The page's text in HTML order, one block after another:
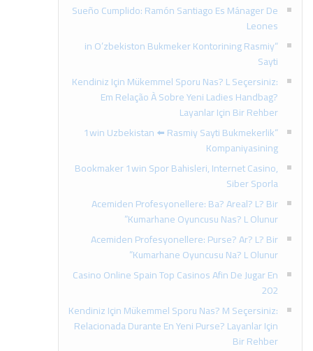
Sueño Cumplido: Ramón Santiago Es Mánager De
Leones
“in O’zbekiston Bukmeker Kontorining Rasmiy
Sayti​
Kendiniz Için Mükemmel Sporu Nas? L Seçersiniz:
Em Relação À Sobre Yeni Ladies Handbag?
Layanlar Için Bir Rehber
“1win Uzbekistan ⬅️ Rasmiy Sayti Bukmekerlik
Kompaniyasining
Bookmaker 1win Spor Bahisleri, Internet Casino,
Siber Sporla
Acemiden Profesyonellere: Ba? Areal? L? Bir
Kumarhane Oyuncusu Nas? L Olunur”
Acemiden Profesyonellere: Purse? Ar? L? Bir
Kumarhane Oyuncusu Na? L Olunur”
Casino Online Spain Top Casinos Afin De Jugar En
202
Kendiniz Için Mükemmel Sporu Nas? M Seçersiniz:
Relacionada Durante En Yeni Purse? Layanlar Için
Bir Rehber